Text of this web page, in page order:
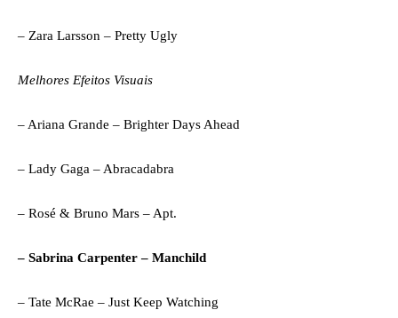
– Zara Larsson – Pretty Ugly
Melhores Efeitos Visuais
– Ariana Grande – Brighter Days Ahead
– Lady Gaga – Abracadabra
– Rosé & Bruno Mars – Apt.
– Sabrina Carpenter – Manchild
– Tate McRae – Just Keep Watching